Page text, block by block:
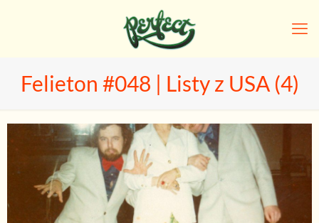
Felieton #048 | Listy z USA (4)